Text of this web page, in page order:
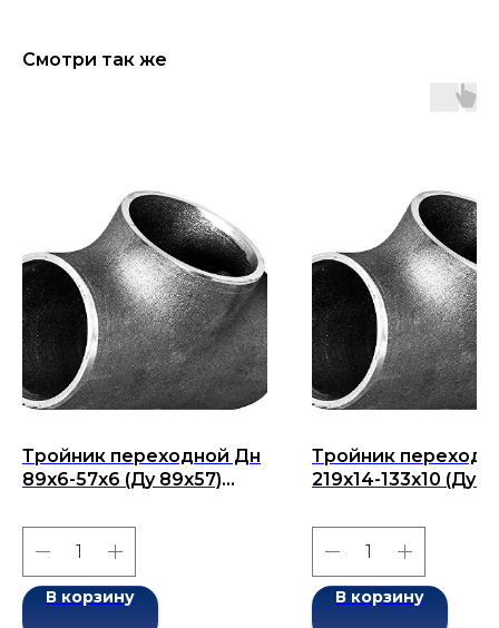
Смотри так же
Тройник переходной Дн
89х6-57х6 (Ду 89х57)
2001
В корзину
Тройник
219x14-133x10 (Ду
2001
В корзину